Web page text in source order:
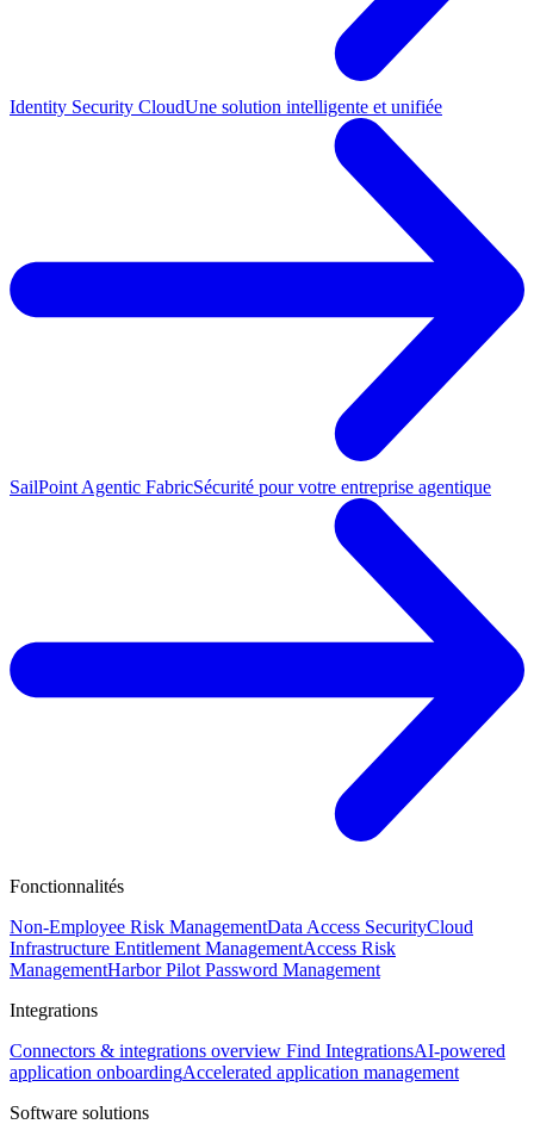
Identity Security CloudUne solution intelligente et unifiée
SailPoint Agentic FabricSécurité pour votre entreprise agentique
Fonctionnalités
Non-Employee Risk ManagementData Access SecurityCloud
Infrastructure Entitlement ManagementAccess Risk
ManagementHarbor Pilot Password Management
Integrations
Connectors & integrations overview Find IntegrationsAI-powered
application onboardingAccelerated application management
Software solutions